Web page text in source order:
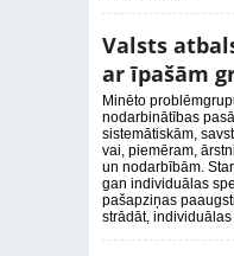
Valsts
ar īpašām
Minēto
nodarbinātības
sistemātiskām,
vai, piemēram,
un nodarbībām.
gan individuālas
pašapziņas
strādāt,